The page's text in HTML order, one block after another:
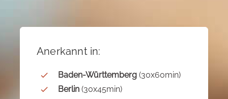
Anerkannt in:
Baden-Württemberg (30x60min)
Berlin (30x45min)